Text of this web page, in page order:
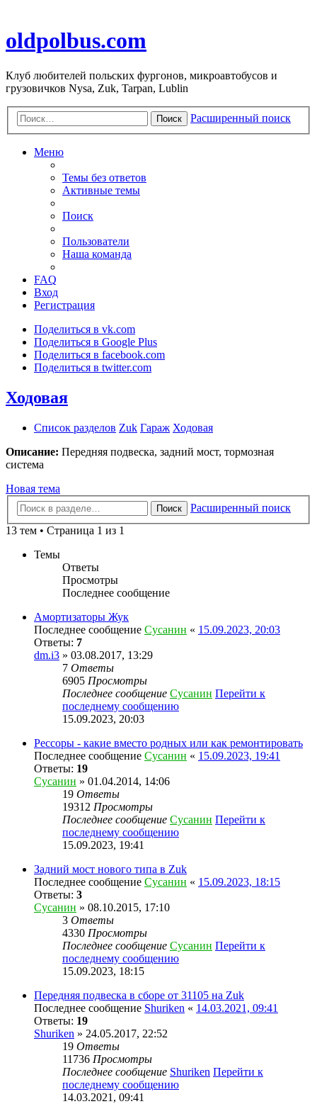
oldpolbus.com
Клуб любителей польских фургонов, микроавтобусов и
грузовичков Nysa, Zuk, Tarpan, Lublin
Поиск Расширенный поиск
Меню
Темы без ответов
Активные темы
Поиск
Пользователи
Наша команда
FAQ
Вход
Регистрация
Поделиться в vk.com
Поделиться в Google Plus
Поделиться в facebook.com
Поделиться в twitter.com
Ходовая
Список разделов Zuk Гараж Ходовая
Описание: Передняя подвеска, задний мост, тормозная
система
Новая тема
Поиск
Расширенный поиск
13 тем • Страница 1 из 1
Темы
Ответы
Просмотры
Последнее сообщение
Амортизаторы Жук
Последнее сообщение Сусанин « 15.09.2023, 20:03
Ответы: 7
dm.i3 » 03.08.2017, 13:29
7 Ответы
6905 Просмотры
Последнее сообщение Сусанин Перейти к
последнему сообщению
15.09.2023, 20:03
Рессоры - какие вместо родных или как ремонтировать
Последнее сообщение Сусанин « 15.09.2023, 19:41
Ответы: 19
Сусанин » 01.04.2014, 14:06
19 Ответы
19312 Просмотры
Последнее сообщение Сусанин Перейти к
последнему сообщению
15.09.2023, 19:41
Задний мост нового типа в Zuk
Последнее сообщение Сусанин « 15.09.2023, 18:15
Ответы: 3
Сусанин » 08.10.2015, 17:10
3 Ответы
4330 Просмотры
Последнее сообщение Сусанин Перейти к
последнему сообщению
15.09.2023, 18:15
Передняя подвеска в сборе от 31105 на Zuk
Последнее сообщение Shuriken « 14.03.2021, 09:41
Ответы: 19
Shuriken » 24.05.2017, 22:52
19 Ответы
11736 Просмотры
Последнее сообщение Shuriken Перейти к
последнему сообщению
14.03.2021, 09:41